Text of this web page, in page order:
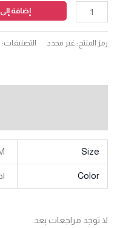
إضافة
رمز المنتج: غير محدد التصنيفات:
Size
Color
لا توجد مراجعات بعد.